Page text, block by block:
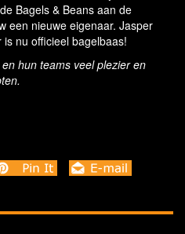
Bagels & Beans aan de
een nieuwe eigenaar. Jasper
nu officieel bagelbaas!
hun teams veel plezier en